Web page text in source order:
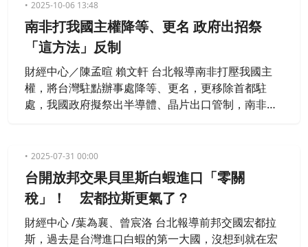
出國前先做到兩件小事，就可以在國外遺失護照時，
輕鬆應對快速解決。
2025-10-06 13:48
南非打我國主權降等、更名 政府出招祭
「這方法」反制
財經中心／陳孟暄 賴文軒 台北報導南非打壓我國主
權，將台灣駐點辦事處降等、更名，更移除首都駐
處，我國政府擬祭出半導體、晶片出口管制，南非立
式下滑。
2025-07-31 00:00
台開放邦交果貝里斯白蝦進口「零關
稅」！ 宏都拉斯更氣了？
財經中心 /葉為襄、曾宸洛 台北報導前邦交國宏都拉
斯，過去是台灣進口白蝦的第一大國，沒想到就在宏